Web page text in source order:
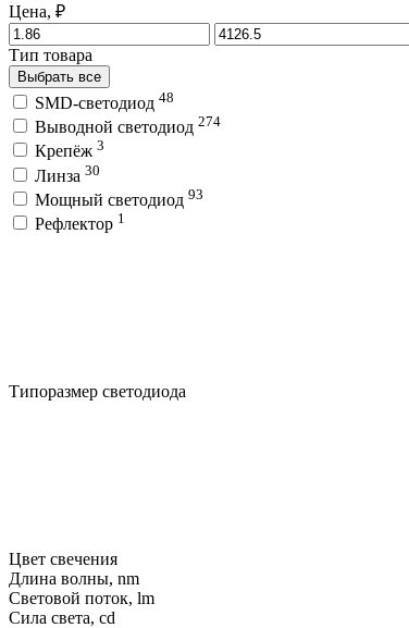
Цена, ₽
Тип товара
Выбрать все
SMD-светодиод 48
Выводной светодиод 274
Крепёж 3
Линза 30
Мощный светодиод 93
Рефлектор 1
Типоразмер светодиода
Цвет свечения
Длина волны, nm
Световой поток, lm
Сила света, cd